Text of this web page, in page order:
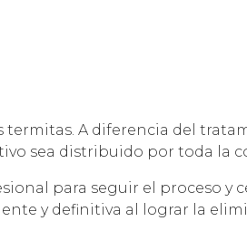
A diferencia del
sea distribuido por toda la
para seguir el proceso y
y definitiva al lograr la